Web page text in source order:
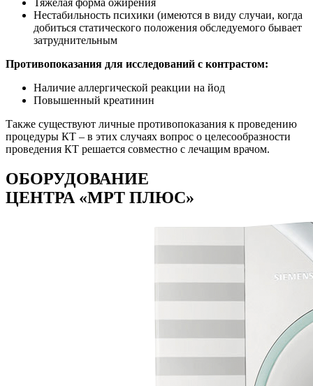
Тяжелая форма ожирения
Нестабильность психики (имеются в виду случаи, когда
добиться статического положения обследуемого бывает
затруднительным
Противопоказания для исследований с контрастом:
Наличие аллергической реакции на йод
Повышенный креатинин
Также существуют личные противопоказания к проведению
процедуры КТ – в этих случаях вопрос о целесообразности
проведения КТ решается совместно с лечащим врачом.
ОБОРУДОВАНИЕ
ЦЕНТРА «МРТ ПЛЮС»